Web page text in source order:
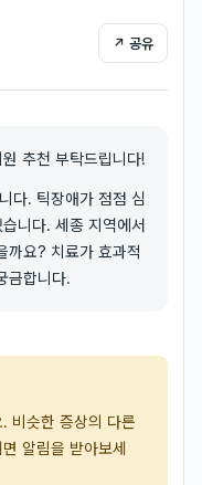
↗ 공유
추천 부탁드립니다!
다. 틱장애가 점점 심
니다. 세종 지역에서
까요? 치료가 효과적
금합니다.
비슷한 증상의 다른
알림을 받아보세